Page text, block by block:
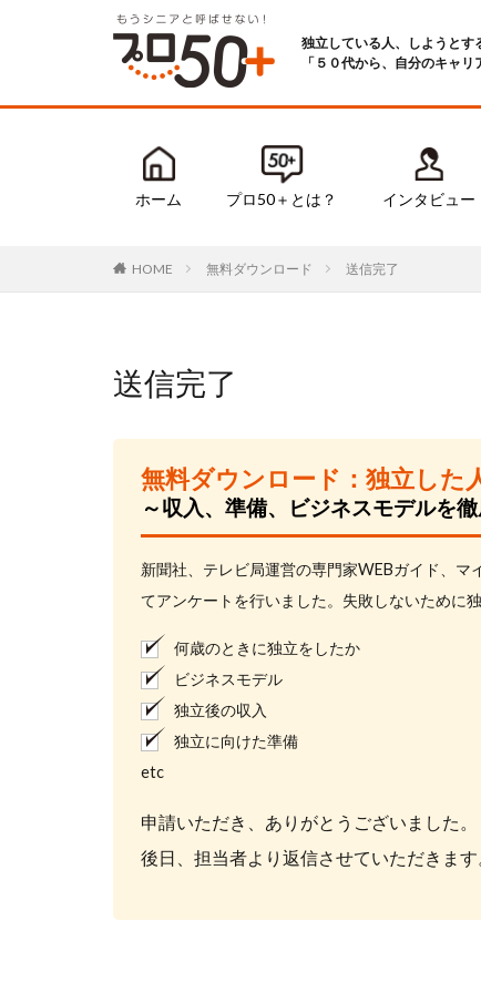
独立している人、しようとす
「５０代から、自分のキャリ
ホーム プロ50＋とは？ インタビュー
HOME 無料ダウンロード 送信完了
送信完了
無料ダウンロード：独立した
～収入、準備、ビジネスモデルを
新聞社、テレビ局運営の専門家WEBガイド、
てアンケートを行いました。失敗しないために
何歳のときに独立をしたか
ビジネスモデル
独立後の収入
独立に向けた準備
etc
申請いただき、ありがとうございました。
後日、担当者より返信させていただきます